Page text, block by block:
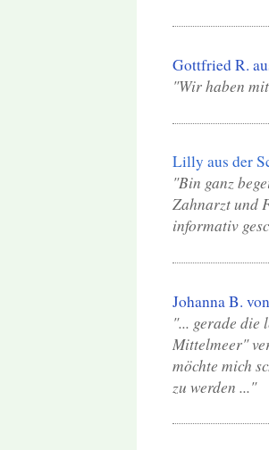
Gottfried R.
"Wir haben
Lilly aus der
"Bin ganz
Zahnarzt und
informativ
Johanna B.
"... gerade die
Mittelmeer"
möchte mich
zu werden ..."